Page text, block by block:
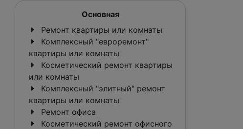
Основная
Ремонт квартиры или комнаты
Комплексный "евроремонт"
квартиры или комнаты
Косметический ремонт квартиры
или комнаты
Комплексный "элитный" ремонт
квартиры или комнаты
Ремонт офиса
Косметический ремонт офисного